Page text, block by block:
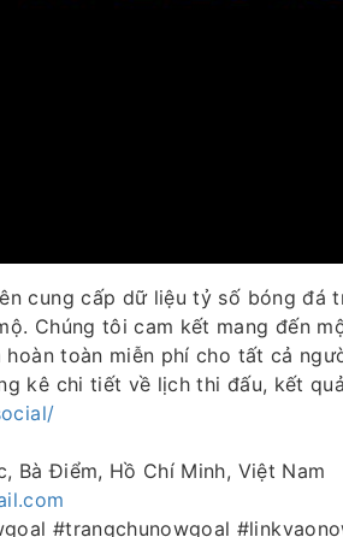
cung cấp dữ liệu tỷ số bóng đá
Chúng tôi cam kết mang đến
hoàn toàn miễn phí cho tất cả
kê chi tiết về lịch thi đấu, kết
Bà Điểm, Hồ Chí Minh, Việt Nam
#trangchunowgoal